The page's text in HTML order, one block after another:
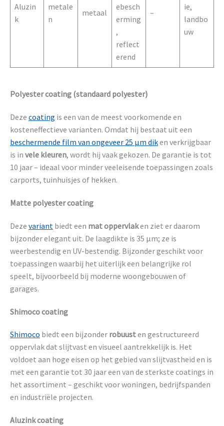
Aluzin
k
metale
n
metaal
ebesch
erming
,
reflect
erend
–
ie,
landbo
uw
Polyester coating (standaard polyester)
Deze coating is een van de meest voorkomende en
kosteneffectieve varianten. Omdat hij bestaat uit een
beschermende film van ongeveer 25 µm diken verkrijgbaar
is in vele kleuren, wordt hij vaak gekozen. De garantie is tot
10 jaar – ideaal voor minder veeleisende toepassingen zoals
carports, tuinhuisjes of hekken.
Matte polyester coating
Deze variant biedt een mat oppervlaken ziet er daarom
bijzonder elegant uit. De laagdikte is 35 µm; ze is
weerbestendig en UV-bestendig. Bijzonder geschikt voor
toepassingen waarbij het uiterlijk een belangrijke rol
speelt, bijvoorbeeld bij moderne woongebouwen of
garages.
Shimoco coating
Shimoco biedt een bijzonder robuusten gestructureerd
oppervlak dat slijtvast en visueel aantrekkelijk is. Het
voldoet aan hoge eisen op het gebied van slijtvastheid en is
met een garantie tot 30 jaar een van de sterkste coatings in
het assortiment – geschikt voor woningen, bedrijfspanden
en industriële projecten.
Aluzink coating